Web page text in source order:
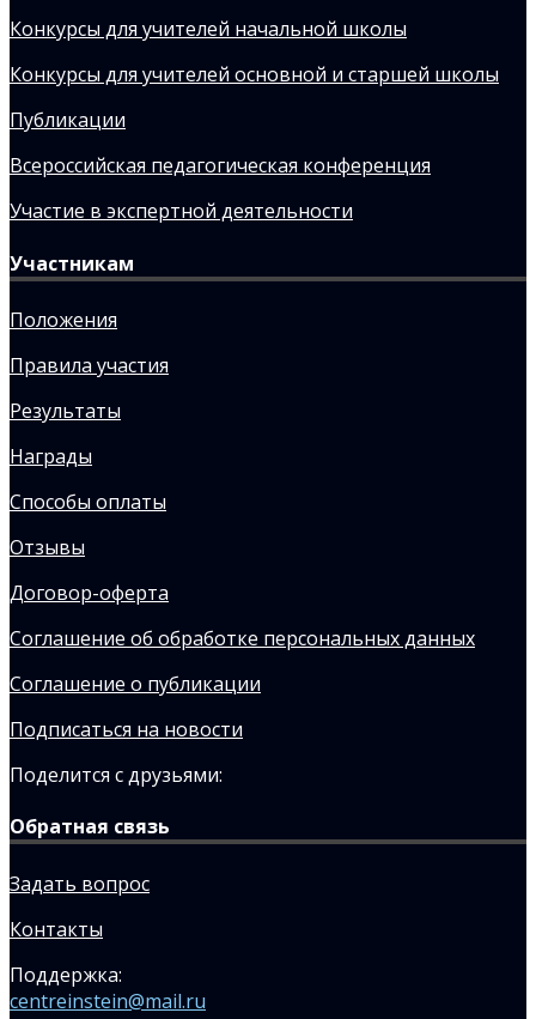
Конкурсы для учителей начальной школы
Конкурсы для учителей основной и старшей школы
Публикации
Всероссийская педагогическая конференция
Участие в экспертной деятельности
Участникам
Положения
Правила участия
Результаты
Награды
Способы оплаты
Отзывы
Договор-оферта
Соглашение об обработке персональных данных
Соглашение о публикации
Подписаться на новости
Поделится с друзьями:
Обратная связь
Задать вопрос
Контакты
Поддержка:
centreinstein@mail.ru